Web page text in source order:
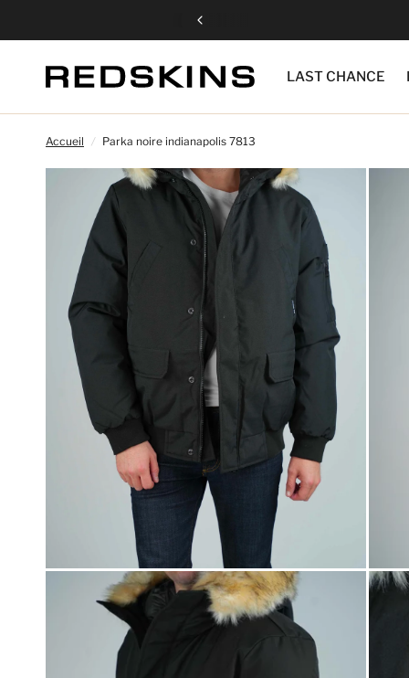
LAST CHANCE
Accueil / Parka noire indianapolis 7813